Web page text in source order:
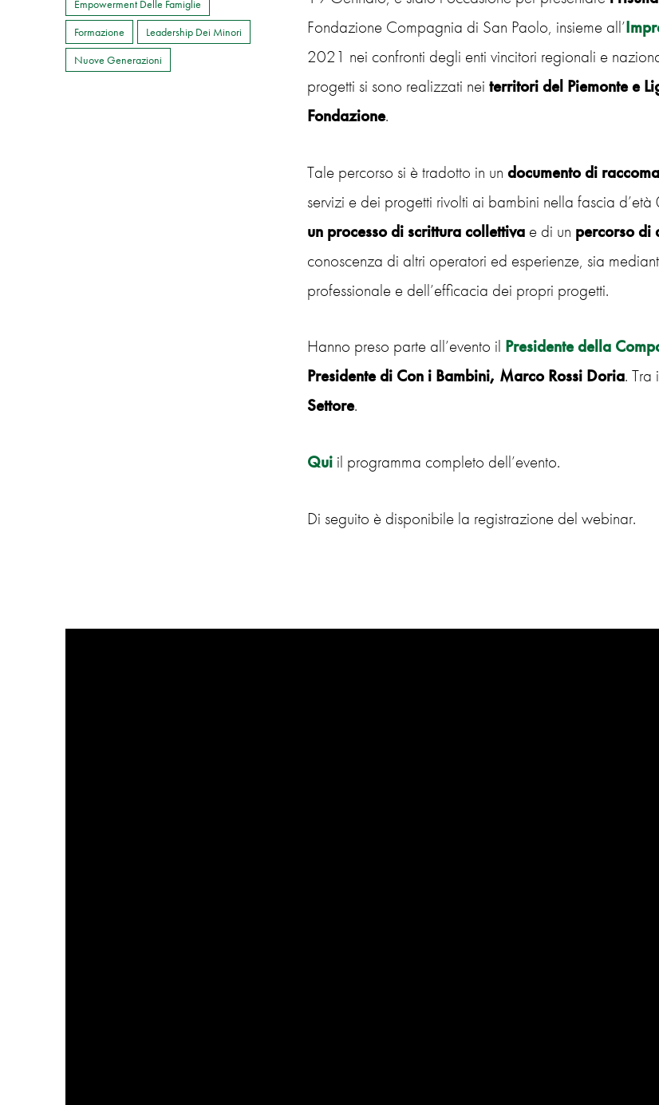
Empowerment Delle Famiglie
Formazione
Leadership Dei Minori
Nuove Generazioni
Fondazione Compagnia di San Paolo, insieme all’
2021 nei confronti degli enti vincitori regionali e
progetti si sono realizzati nei territori del Piemonte e
Fondazione.
Tale percorso si è tradotto in un documento di
servizi e dei progetti rivolti ai bambini nella fascia
un processo di scrittura collettiva e di un percorso di
conoscenza di altri operatori ed esperienze, sia
professionale e dell’efficacia dei propri progetti.
Hanno preso parte all’evento il Presidente della
Presidente di Con i Bambini, Marco Rossi Doria. Tra
Settore.
Quiil programma completo dell’evento.
Di seguito è disponibile la registrazione del webinar.